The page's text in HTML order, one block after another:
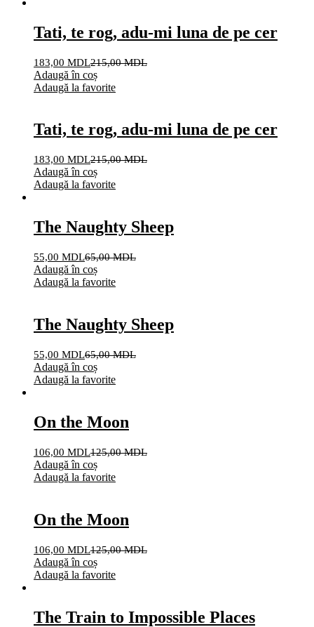
Tati, te rog, adu-mi luna de pe cer
183,00 MDL215,00MDL
Adaugă în coș
Adaugă la favorite
Tati, te rog, adu-mi luna de pe cer
183,00 MDL215,00MDL
Adaugă în coș
Adaugă la favorite
The Naughty Sheep
55,00 MDL65,00MDL
Adaugă în coș
Adaugă la favorite
The Naughty Sheep
55,00 MDL65,00MDL
Adaugă în coș
Adaugă la favorite
On the Moon
106,00 MDL125,00MDL
Adaugă în coș
Adaugă la favorite
On the Moon
106,00 MDL125,00MDL
Adaugă în coș
Adaugă la favorite
The Train to Impossible Places